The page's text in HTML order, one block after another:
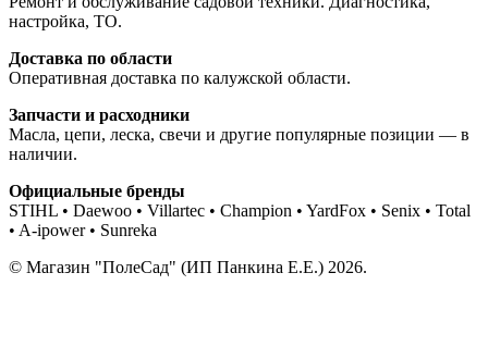
настройка, ТО.
Доставка по области
Оперативная доставка по калужской области.
Запчасти и расходники
Масла, цепи, леска, свечи и другие популярные позиции — в
наличии.
Официальные бренды
STIHL • Daewoo • Villartec • Champion • YardFox • Senix • Total
• A-ipower • Sunreka
© Магазин "ПолеСад" (ИП Панкина Е.Е.) 2026.